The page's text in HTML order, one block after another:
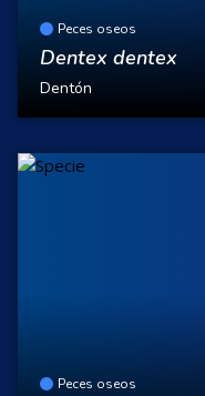
Peces oseos
Dentex dentex
Dentón
Peces oseos